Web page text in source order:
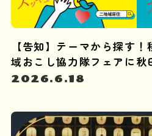
【告知】テーマから探す
域おこし協力隊フェアに秋
2026.6.18